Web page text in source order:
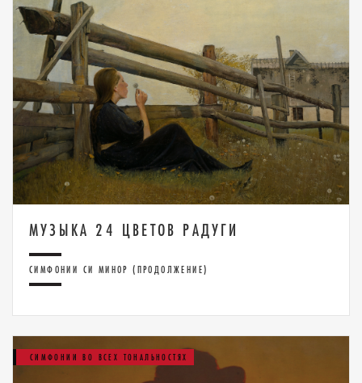
МУЗЫКА 24 ЦВЕТОВ РАДУГИ
СИМФОНИИ СИ МИНОР (ПРОДОЛЖЕНИЕ)
СИМФОНИИ ВО ВСЕХ ТОНАЛЬНОСТЯХ